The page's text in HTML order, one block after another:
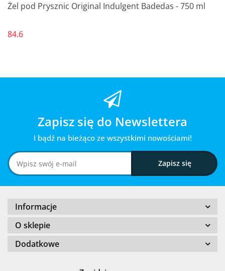
Żel pod Prysznic Original Indulgent Badedas - 750 ml
84.6
Zapisz się do Newslettera
I bądź na bieżąco ze wszystkimi nowościami!
Informacje
O sklepie
Dodatkowe